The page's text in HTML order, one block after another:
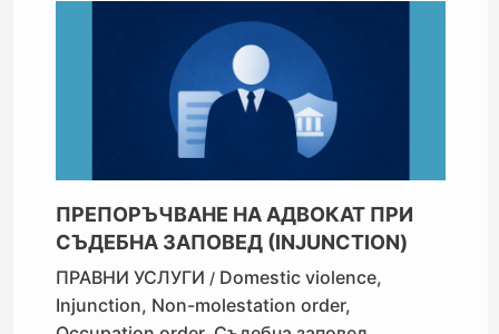
ПРЕПОРЪЧВАНЕ НА АДВОКАТ ПРИ
СЪДЕБНА ЗАПОВЕД (INJUNCTION)
ПРАВНИ УСЛУГИ / Domestic violence,
Injunction, Non-molestation order,